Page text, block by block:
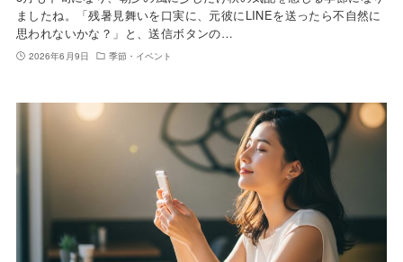
ましたね。「残暑見舞いを口実に、元彼にLINEを送ったら不自然に
思われないかな？」と、送信ボタンの…
2026年6月9日 季節・イベント